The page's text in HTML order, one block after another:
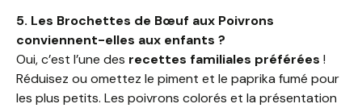
5. Les Brochettes de Bœuf aux Poivrons
conviennent-elles aux enfants ?
Oui, c’est l’une des recettes familiales préférées !
Réduisez ou omettez le piment et le paprika fumé pour
les plus petits. Les poivrons colorés et la présentation